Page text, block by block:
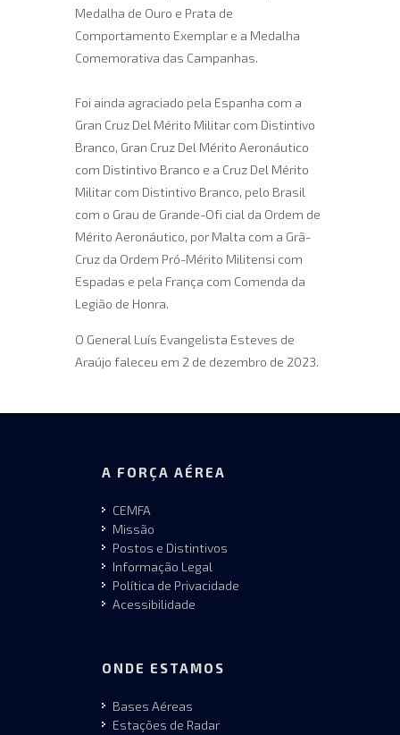
Medalha de Ouro e Prata de
Comportamento Exemplar e a Medalha
Comemorativa das Campanhas.
Foi ainda agraciado pela Espanha com a
Gran Cruz Del Mérito Militar com Distintivo
Branco, Gran Cruz Del Mérito Aeronáutico
com Distintivo Branco e a Cruz Del Mérito
Militar com Distintivo Branco, pelo Brasil
com o Grau de Grande-Ofi cial da Ordem de
Mérito Aeronáutico, por Malta com a Grã-
Cruz da Ordem Pró-Mérito Militensi com
Espadas e pela França com Comenda da
Legião de Honra.
O General Luís Evangelista Esteves de
Araújo faleceu em 2 de dezembro de 2023.
A FORÇA AÉREA
CEMFA
Missão
Postos e Distintivos
Informação Legal
Política de Privacidade
Acessibilidade
ONDE ESTAMOS
Bases Aéreas
Estações de Radar